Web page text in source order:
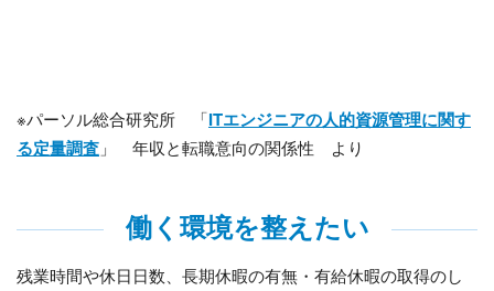
※パーソル総合研究所 「ITエンジニアの人的資源管理に関す
る定量調査 」 年収と転職意向の関係性 より
働く環境を整えたい
残業時間や休日日数、長期休暇の有無・有給休暇の取得のし